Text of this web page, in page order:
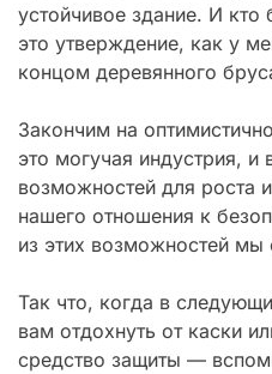
устойчивое здание. И кто
это утверждение, как у
концом деревянного
Закончим на
это могучая индустрия, и
возможностей для роста
нашего отношения к
из этих возможностей
Так что, когда в
вам отдохнуть от каски
средство защиты —